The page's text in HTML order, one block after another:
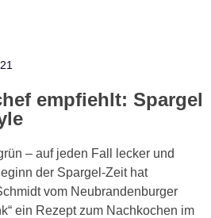
empfiehlt: Spargel
– auf jeden Fall lecker und
der Spargel-Zeit hat
vom Neubrandenburger
ein Rezept zum Nachkochen im